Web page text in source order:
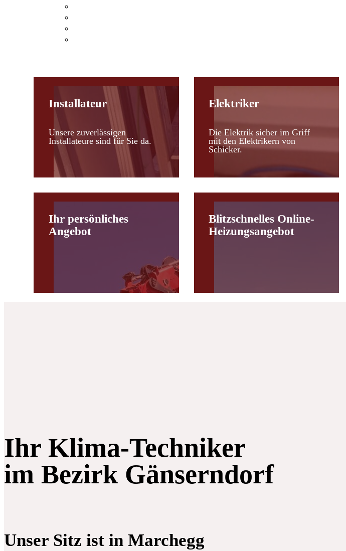
Installateur
Unsere zuverlässigen
Installateure sind für Sie da.
Elektriker
Die Elektrik sicher im Griff
mit den Elektrikern von
Schicker.
Ihr persönliches
Angebot
Blitzschnelles Online-
Heizungsangebot
Ihr Klima-Techniker
im Bezirk Gänserndorf
Unser Sitz ist in Marchegg